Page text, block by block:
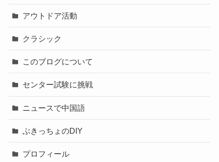
アウトドア活動
クラシック
このブログについて
センター試験に挑戦
ニュースで中国語
ぶきっちょのDIY
プロフィール